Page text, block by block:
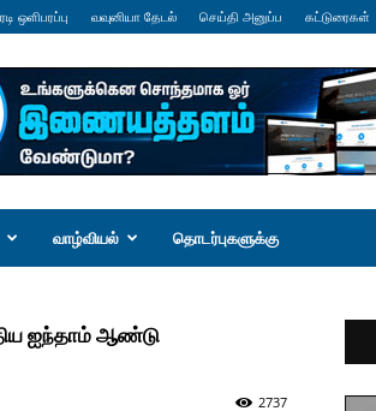
ஒளிபரப்பு வவுனியா தேடல் செய்தி அனுப்ப கட்டுரைகள்
வாழ்வியல் தொடர்புகளுக்கு
ஐந்தாம் ஆண்டு
2737